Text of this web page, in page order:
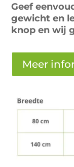
Geef
gewicht en
knop en wij
Meer